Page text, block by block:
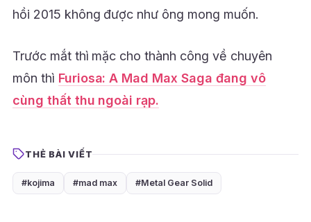
hồi 2015 không được như ông mong muốn.
Trước mắt thì mặc cho thành công về chuyên
môn thì Furiosa: A Mad Max Saga đang vô
cùng thất thu ngoài rạp.
THẺ BÀI VIẾT
#kojima #mad max #Metal Gear Solid